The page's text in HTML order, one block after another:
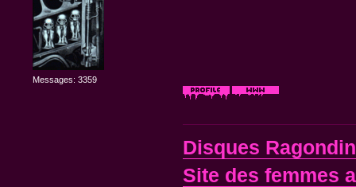
Messages: 3359
Disques
Site des femmes